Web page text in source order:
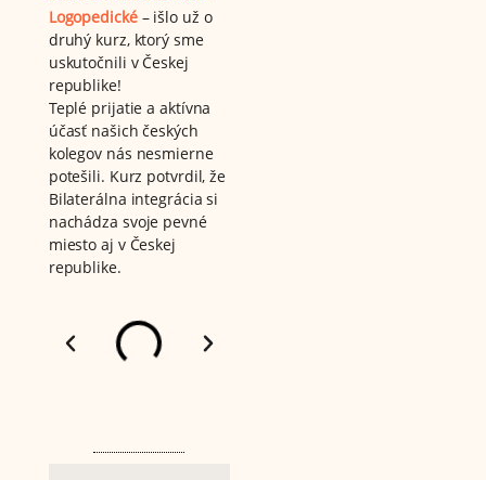
Logopedické– išlo už o
druhý kurz, ktorý sme
uskutočnili v Českej
republike!
Teplé prijatie a aktívna
účasť našich českých
kolegov nás nesmierne
potešili. Kurz potvrdil, že
Bilaterálna integrácia si
nachádza svoje pevné
miesto aj v Českej
republike.